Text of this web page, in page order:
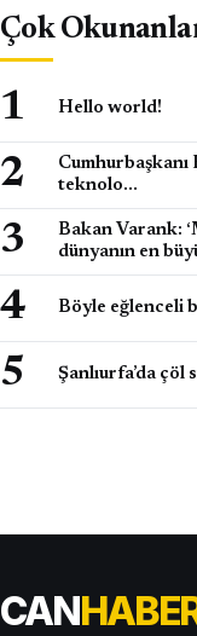
Çok
Hello world!
Cumhurbaşkanı
teknolo…
Bakan Varank:
dünyanın en
Böyle eğlenceli
Şanlıurfa’da çöl
CAN